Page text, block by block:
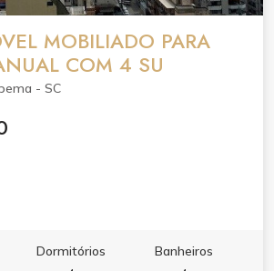
MOBILIADO PARA
COM 4 SU
- SC
Dormitórios
Banheiros